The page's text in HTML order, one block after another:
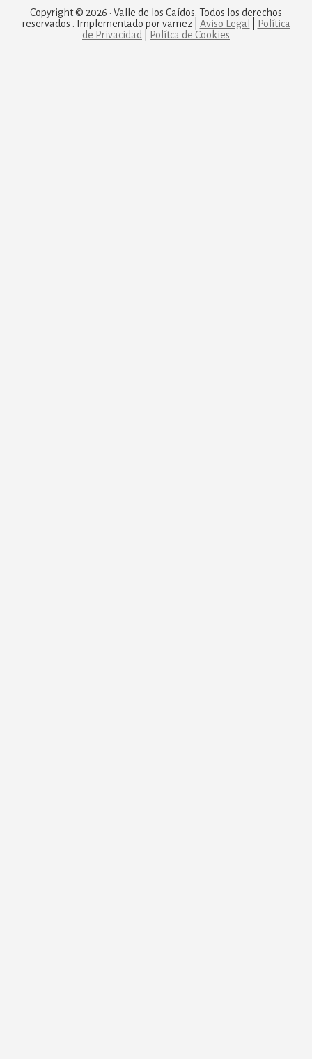
Copyright © 2026 · Valle de los Caídos. Todos los derechos
reservados . Implementado por vamez | Aviso Legal
Política
de Privacidad
Polítca de Cookies